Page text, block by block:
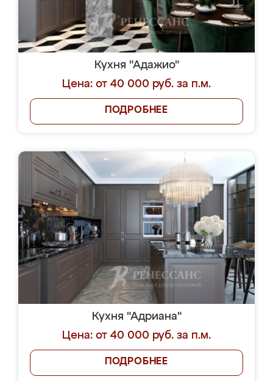
Кухня "Адажио"
Цена: от 40 000 руб. за п.м.
ПОДРОБНЕЕ
Кухня "Адриана"
Цена: от 40 000 руб. за п.м.
ПОДРОБНЕЕ